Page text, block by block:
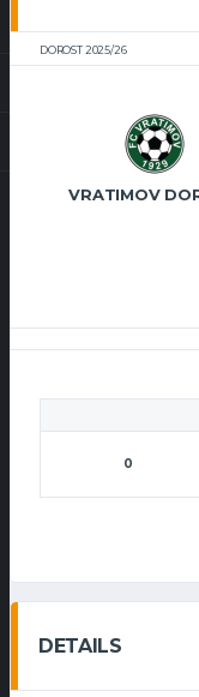
DOROST 2025/26
VRATIMOV
0
DETAILS